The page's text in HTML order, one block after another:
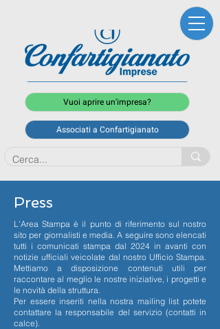
Vuoi aprire un'impresa?
Associati a Confartigianato
Press
L'Area Stampa è il punto di riferimento sul nostro
sito per giornalisti e media. A seguire sono elencati
tutti i comunicati stampa dal 2024 in avanti con
notizie ufficiali veicolate dal nostro Ufficio Stampa.
Mettiamo a disposizione contenuti utili per
raccontare al meglio le nostre iniziative, i progetti e
le novità della struttura.
Per essere inseriti nella nostra mailing list potete
contattare la responsabile del servizio (contatti in
calce).